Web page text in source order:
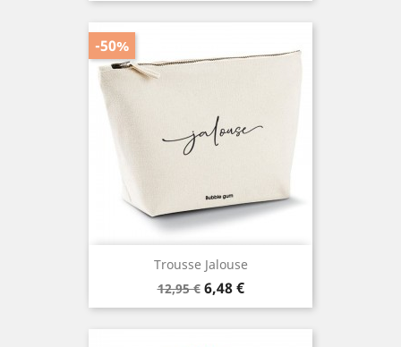
Trousse Jalouse
Prix
de
12,95 € Prix
6,48 €
-50%